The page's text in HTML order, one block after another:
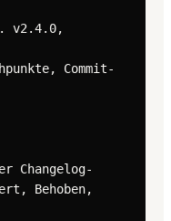
v2.4.0,
Commit-
Changelog-
Behoben,